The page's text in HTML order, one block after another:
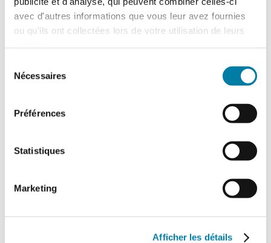
avec d'autres informations que vous leur avez fournies
ou qu'ils ont collectées lors de votre utilisation de leurs
Nécessaires
Préférences
Statistiques
Marketing
Afficher les détails
PROTECTION SÉCURITÉ
INCENDIE
incendie
88290 SAULXURES SUR MOSELOTTE
Contact :
Produits à la une